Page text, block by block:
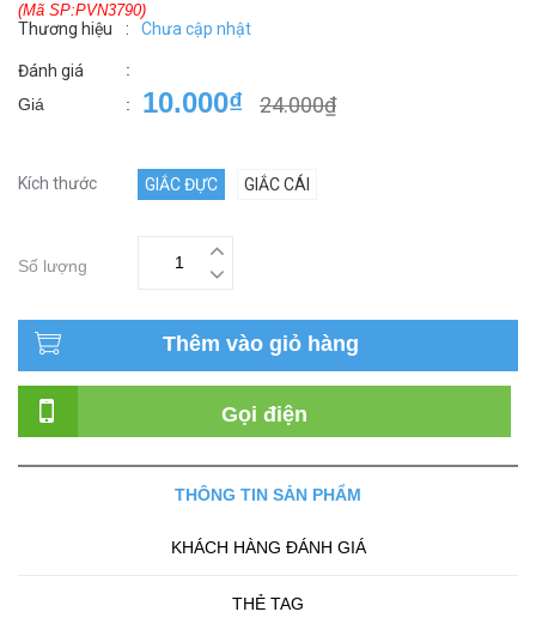
(Mã SP:PVN3790)
Thương hiệu : Chưa cập nhật
Đánh giá
:
Giá
: 10.000₫ 24.000₫
Kích thước GIẮC ĐỰC GIẮC CÁI
Số lượng
Thêm vào giỏ hàng
Gọi điện
THÔNG TIN SẢN PHẨM
KHÁCH HÀNG ĐÁNH GIÁ
THẺ TAG